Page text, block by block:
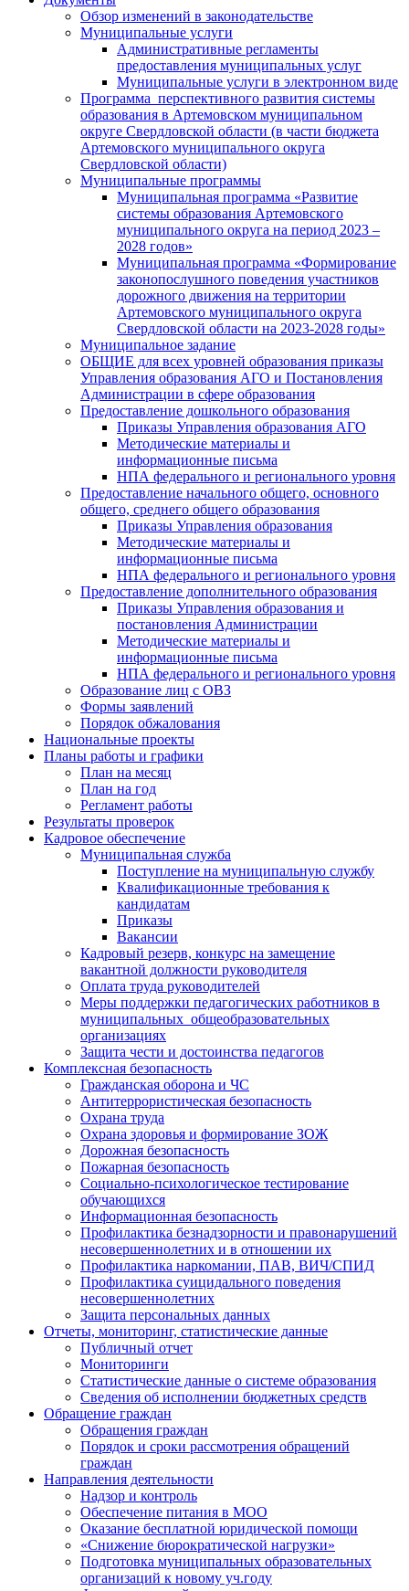
Обзор изменений в законодательстве
Муниципальные услуги
Административные регламенты
предоставления муниципальных услуг
Муниципальные услуги в электронном виде
Программа перспективного развития системы
образования в Артемовском муниципальном
округе Свердловской области (в части бюджета
Артемовского муниципального округа
Свердловской области)
Муниципальные программы
Муниципальная программа «Развитие
системы образования Артемовского
муниципального округа на период 2023 –
2028 годов»
Муниципальная программа «Формирование
законопослушного поведения участников
дорожного движения на территории
Артемовского муниципального округа
Свердловской области на 2023-2028 годы»
Муниципальное задание
ОБЩИЕ для всех уровней образования приказы
Управления образования АГО и Постановления
Администрации в сфере образования
Предоставление дошкольного образования
Приказы Управления образования АГО
Методические материалы и
информационные письма
НПА федерального и регионального уровня
Предоставление начального общего, основного
общего, среднего общего образования
Приказы Управления образования
Методические материалы и
информационные письма
НПА федерального и регионального уровня
Предоставление дополнительного образования
Приказы Управления образования и
постановления Администрации
Методические материалы и
информационные письма
НПА федерального и регионального уровня
Образование лиц с ОВЗ
Формы заявлений
Порядок обжалования
Национальные проекты
Планы работы и графики
План на месяц
План на год
Регламент работы
Результаты проверок
Кадровое обеспечение
Муниципальная служба
Поступление на муниципальную службу
Квалификационные требования к
кандидатам
Приказы
Вакансии
Кадровый резерв, конкурс на замещение
вакантной должности руководителя
Оплата труда руководителей
Меры поддержки педагогических работников в
муниципальных общеобразовательных
организациях
Защита чести и достоинства педагогов
Комплексная безопасность
Гражданская оборона и ЧС
Антитеррористическая безопасность
Охрана труда
Охрана здоровья и формирование ЗОЖ
Дорожная безопасность
Пожарная безопасность
Социально-психологическое тестирование
обучающихся
Информационная безопасность
Профилактика безнадзорности и правонарушений
несовершеннолетних и в отношении их
Профилактика наркомании, ПАВ, ВИЧ/СПИД
Профилактика суицидального поведения
несовершеннолетних
Защита персональных данных
Отчеты, мониторинг, статистические данные
Публичный отчет
Мониторинги
Статистические данные о системе образования
Сведения об исполнении бюджетных средств
Обращение граждан
Обращения граждан
Порядок и сроки рассмотрения обращений
граждан
Направления деятельности
Надзор и контроль
Обеспечение питания в МОО
Оказание бесплатной юридической помощи
«Снижение бюрократической нагрузки»
Подготовка муниципальных образовательных
организаций к новому уч.году